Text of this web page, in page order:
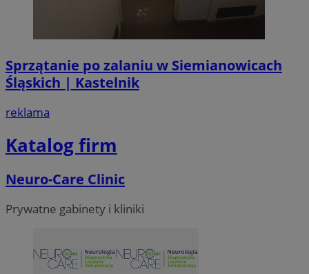
Sprzątanie po zalaniu w Siemianowicach
Śląskich | Kastelnik
reklama
Katalog firm
Neuro-Care Clinic
Prywatne gabinety i kliniki